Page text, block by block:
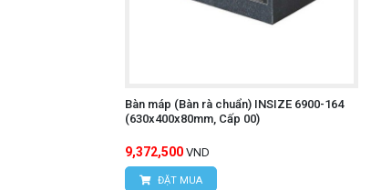
Bàn máp (Bàn rà chuẩn) INSIZE 6900-164
(630x400x80mm, Cấp 00)
9,372,500 VND
ĐẶT MUA